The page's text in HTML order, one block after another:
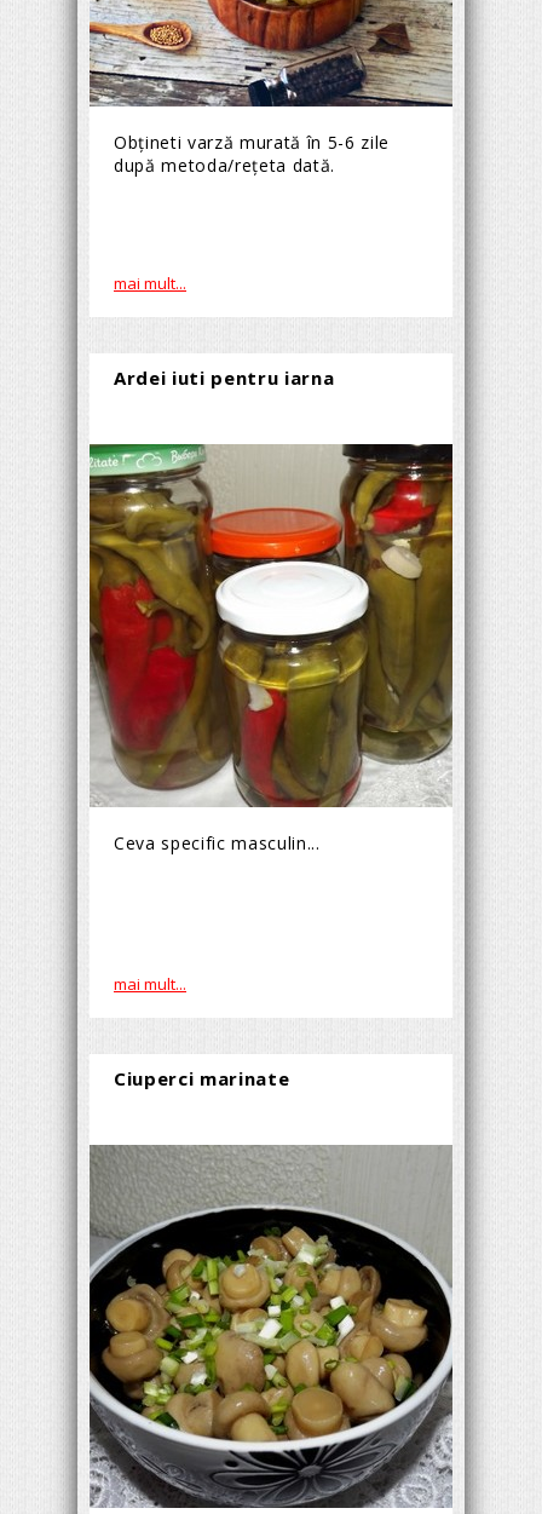
Obțineti varză murată în 5-6 zile
după metoda/rețeta dată.
mai mult...
Ardei iuti pentru iarna
Ceva specific masculin...
mai mult...
Ciuperci marinate